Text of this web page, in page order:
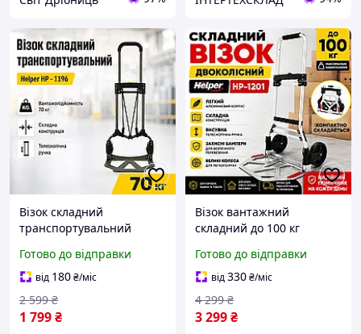
Візок складний
транспортувальний
Ручний візок з
телескопічною ручкою та
складною платформою
Готово до відправки
від 180₴/міс
1 799₴
2 599 ₴
Візок вантажний
складний до 100 кг
перевезення вантажів з
платформою та висувною
ручкою для дому офісу
складу
Готово до відправки
від330₴/міс
3 299₴
4 299 ₴